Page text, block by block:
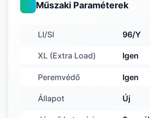
Műszaki Paraméterek
LI/SI 96/Y
XL (Extra Load) Igen
Peremvédő Igen
Állapot Új